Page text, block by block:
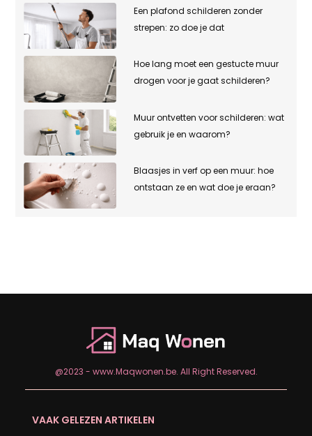
Een plafond schilderen zonder
strepen: zo doe je dat
Hoe lang moet een gestucte muur
drogen voor je gaat schilderen?
Muur ontvetten voor schilderen: wat
gebruik je en waarom?
Blaasjes in verf op een muur: hoe
ontstaan ze en wat doe je eraan?
@2023 - www.Maqwonen.be. All Right Reserved.
VAAK GELEZEN ARTIKELEN